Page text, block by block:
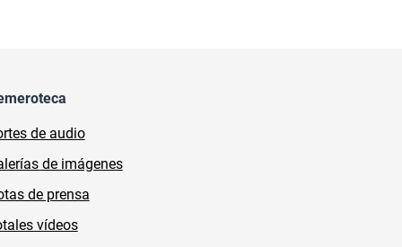
de audio
de imágenes
de prensa
vídeos